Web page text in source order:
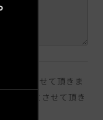
答とさせて頂きま
ご返答とさせて頂き